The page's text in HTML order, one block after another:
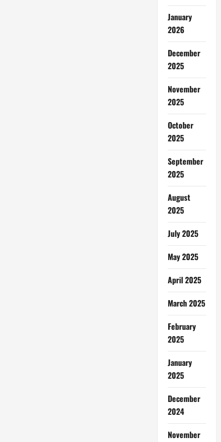
January
2026
December
2025
November
2025
October
2025
September
2025
August
2025
July 2025
May 2025
April 2025
March 2025
February
2025
January
2025
December
2024
November